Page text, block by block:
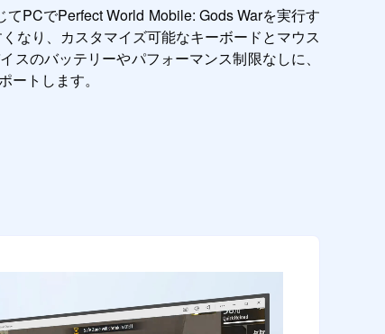
PCでPerfect World Mobile: Gods Warを実行す
なり、カスタマイズ可能なキーボードとマウス
のバッテリーやパフォーマンス制限なしに、
トします。